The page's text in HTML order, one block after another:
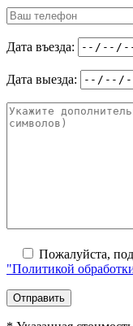
Дата въезда:
Дата выезда:
Пожалуйста,
"Политикой